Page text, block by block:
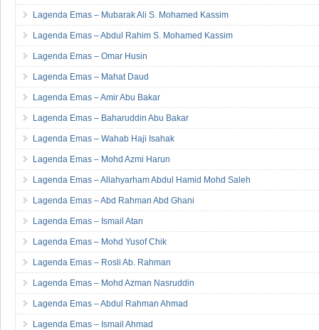
Lagenda Emas – Mubarak Ali S. Mohamed Kassim
Lagenda Emas – Abdul Rahim S. Mohamed Kassim
Lagenda Emas – Omar Husin
Lagenda Emas – Mahat Daud
Lagenda Emas – Amir Abu Bakar
Lagenda Emas – Baharuddin Abu Bakar
Lagenda Emas – Wahab Haji Isahak
Lagenda Emas – Mohd Azmi Harun
Lagenda Emas – Allahyarham Abdul Hamid Mohd Saleh
Lagenda Emas – Abd Rahman Abd Ghani
Lagenda Emas – Ismail Atan
Lagenda Emas – Mohd Yusof Chik
Lagenda Emas – Rosli Ab. Rahman
Lagenda Emas – Mohd Azman Nasruddin
Lagenda Emas – Abdul Rahman Ahmad
Lagenda Emas – Ismail Ahmad